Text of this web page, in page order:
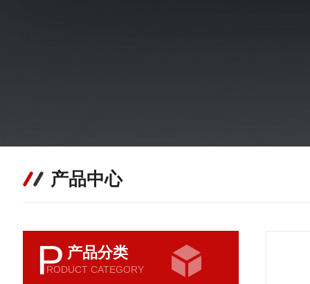
产品中心
P 产品分类
RODUCT CATEGORY